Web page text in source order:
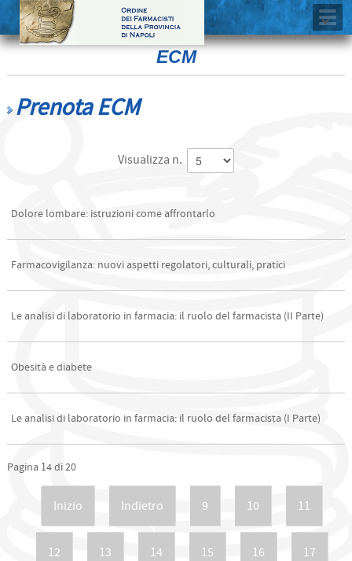
ECM
Prenota ECM
Visualizza n.
Dolore lombare: istruzioni come affrontarlo
Farmacovigilanza: nuovi aspetti regolatori, culturali, pratici
Le analisi di laboratorio in farmacia: il ruolo del farmacista (II Parte)
Obesità e diabete
Le analisi di laboratorio in farmacia: il ruolo del farmacista (I Parte)
Pagina 14 di 20
Inizio Indietro 9 10 11
12 13 14 15 16 17